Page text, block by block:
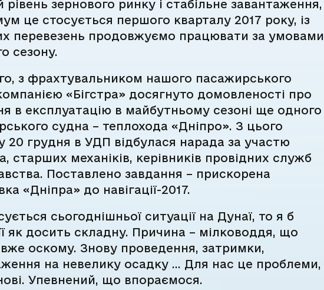
рівень зернового ринку і стабільне завантаження,
це стосується першого кварталу 2017 року, із
перевезень продовжуємо працювати за умовами
сезону.
з фрахтувальником нашого пасажирського
«Бігстра» досягнуто домовленості про
в експлуатацію в майбутньому сезоні ще одного
судна – теплохода «Дніпро». З цього
20 грудня в УДП відбулася нарада за участю
старших механіків, керівників провідних служб
Поставлено завдання – прискорена
«Дніпра» до навігації-2017.
сьогоднішньої ситуації на Дунаї, то я б
як досить складну. Причина – мілководдя, що
оскому. Знову проведення, затримки,
на невелику осадку … Для нас це проблеми,
Упевнений, що впораємося.